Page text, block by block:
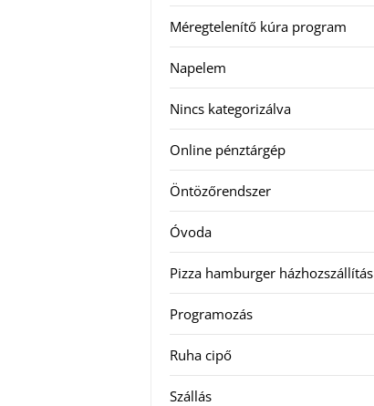
Méregtelenítő kúra program
Napelem
Nincs kategorizálva
Online pénztárgép
Öntözőrendszer
Óvoda
Pizza hamburger házhozszállítás
Programozás
Ruha cipő
Szállás